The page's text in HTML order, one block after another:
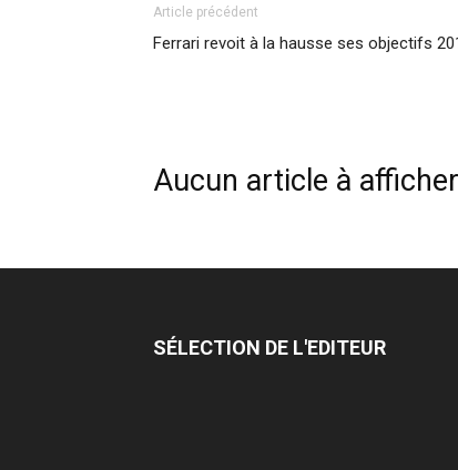
Article précédent
Ferrari revoit à la hausse ses objectifs
Aucun article à afficher
SÉLECTION DE L'EDITEUR